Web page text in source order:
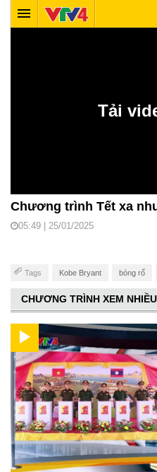
Chương trình Tết xa
05:49 | 25/01/2025
Tags Kobe Bryant bóng rổ
CHƯƠNG TRÌNH XEM